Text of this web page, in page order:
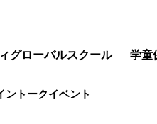
グローバルスクール 学童
ントークイベント